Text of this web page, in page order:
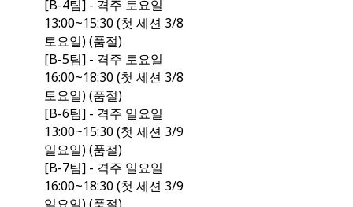
[B-4팀] - 격주 토요일
13:00~15:30 (첫 세션 3/8
토요일) (품절)
[B-5팀] - 격주 토요일
16:00~18:30 (첫 세션 3/8
토요일) (품절)
[B-6팀] - 격주 일요일
13:00~15:30 (첫 세션 3/9
일요일) (품절)
[B-7팀] - 격주 일요일
16:00~18:30 (첫 세션 3/9